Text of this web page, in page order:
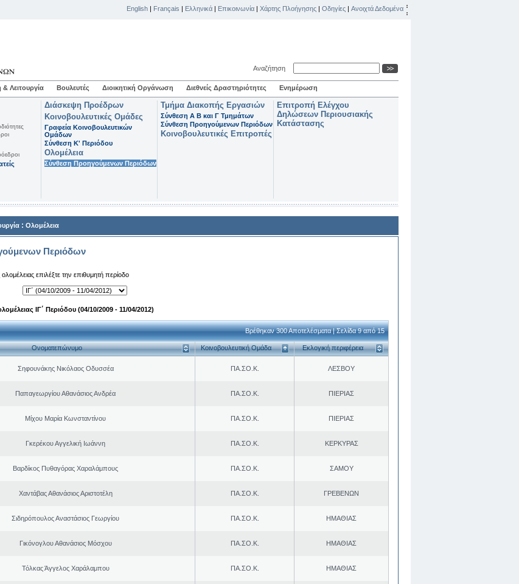
English | Français | Ελληνικά | Επικοινωνία | Χάρτης Πλοήγησης | Οδηγίες | Ανοιχτά Δεδομένα
Αναζήτηση
Λειτουργία Βουλευτές Διοικητική Οργάνωση Διεθνείς Δραστηριότητες Ενημέρωση
Διάσκεψη Προέδρων
Κοινοβουλευτικές Ομάδες
Γραφεία Κοινοβουλευτικών
Ομάδων
Σύνθεση K' Περιόδου
Ολομέλεια
Σύνθεση Προηγούμενων Περιόδων
Τμήμα Διακοπής Εργασιών
Σύνθεση Α Β και Γ Τμημάτων
Σύνθεση Προηγούμενων Περιόδων
Κοινοβουλευτικές Επιτροπές
Επιτροπή Ελέγχου
Δηλώσεων Περιουσιακής
Κατάστασης
: Ολομέλεια
Περιόδων
ολομέλειας επιλέξτε την επιθυμητή περίοδο
ΙΓ΄ Περιόδου (04/10/2009 - 11/04/2012)
Βρέθηκαν 300 Αποτελέσματα | Σελίδα 9 από 15
Ονοματεπώνυμο Κοινοβουλευτική Ομάδα Εκλογική περιφέρεια
Σηφουνάκης Νικόλαος Οδυσσέα ΠΑ.ΣΟ.Κ. ΛΕΣΒΟΥ
Παπαγεωργίου Αθανάσιος Ανδρέα ΠΑ.ΣΟ.Κ. ΠΙΕΡΙΑΣ
Μίχου Μαρία Κωνσταντίνου ΠΑ.ΣΟ.Κ. ΠΙΕΡΙΑΣ
Γκερέκου Αγγελική Ιωάννη ΠΑ.ΣΟ.Κ. ΚΕΡΚΥΡΑΣ
Βαρδίκος Πυθαγόρας Χαραλάμπους ΠΑ.ΣΟ.Κ. ΣΑΜΟΥ
Χαντάβας Αθανάσιος Αριστοτέλη ΠΑ.ΣΟ.Κ. ΓΡΕΒΕΝΩΝ
Σιδηρόπουλος Αναστάσιος Γεωργίου ΠΑ.ΣΟ.Κ. ΗΜΑΘΙΑΣ
Γικόνογλου Αθανάσιος Μόσχου ΠΑ.ΣΟ.Κ. ΗΜΑΘΙΑΣ
Τόλκας Άγγελος Χαράλαμπου ΠΑ.ΣΟ.Κ. ΗΜΑΘΙΑΣ